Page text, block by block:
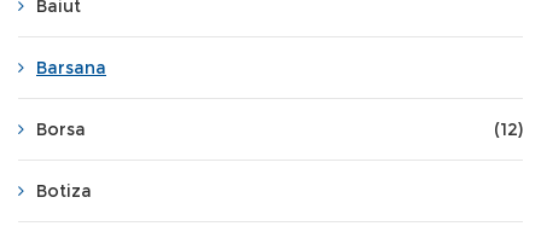
Baiut
Barsana
Borsa (12)
Botiza